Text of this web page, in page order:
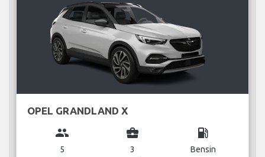
OPEL GRANDLAND X
group
5
business_center
3
local_gas_station
Bensin